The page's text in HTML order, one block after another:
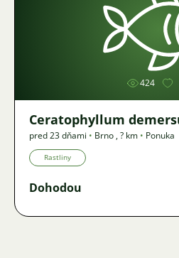
424
Ceratophyllum
pred 23 dňami • Brno ,? km • Ponuka
Rastliny
Dohodou